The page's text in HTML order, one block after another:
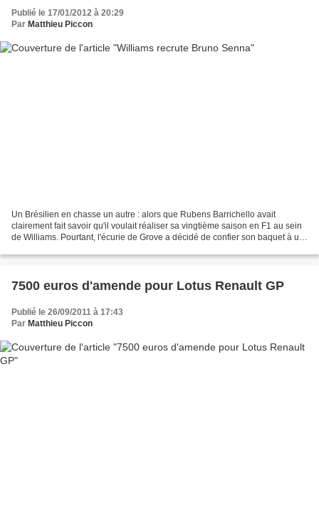
Publié le 17/01/2012 à 20:29
Par Matthieu Piccon
Un Brésilien en chasse un autre : alors que Rubens Barrichello avait
clairement fait savoir qu'il voulait réaliser sa vingtième saison en F1 au sein
de Williams. Pourtant, l'écurie de Grove a décidé de confier son baquet à un
7500 euros d'amende pour Lotus Renault GP
Publié le 26/09/2011 à 17:43
Par Matthieu Piccon